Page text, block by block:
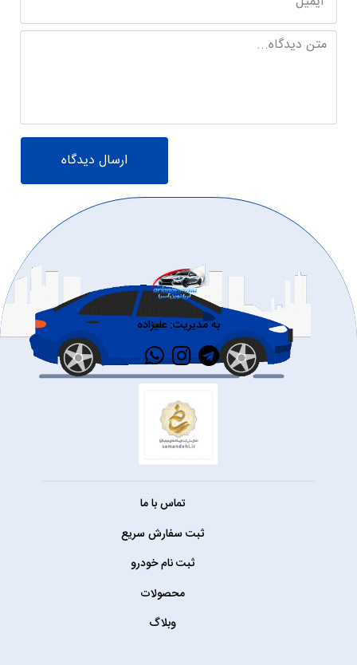
ارسال دیدگاه
به مدیریت: علیزاده
تماس با ما
ثبت سفارش سریع
ثبت نام خودرو
محصولات
وبلاگ